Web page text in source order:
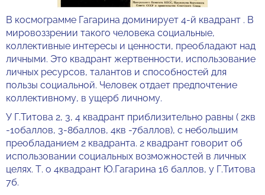
В космограмме Гагарина доминирует 4-й квадрант . В
мировоззрении такого человека социальные,
коллективные интересы и ценности, преобладают над
личными. Это квадрант жертвенности, использование
личных ресурсов, талантов и способностей для
пользы социальной. Человек отдает предпочтение
коллективному, в ущерб личному.
У Г.Титова 2, 3, 4 квадрант приблизительно равны ( 2кв
-10баллов, 3-8баллов, 4кв -7баллов), с небольшим
преобладанием 2 квадранта. 2 квадрант говорит об
использовании социальных возможностей в личных
целях. Т. о 4квадрант Ю.Гагарина 16 баллов, у Г.Титова
7б.